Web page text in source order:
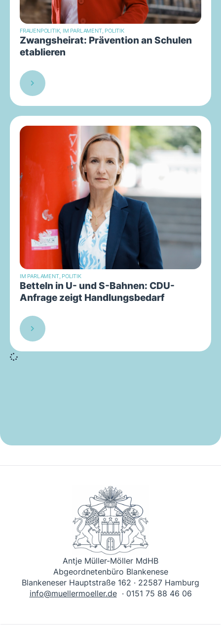
FRAUENPOLITIK, IM PARLAMENT, POLITIK
Zwangsheirat: Prävention an Schulen
etablieren
IM PARLAMENT, POLITIK
Betteln in U- und S-Bahnen: CDU-
Anfrage zeigt Handlungsbedarf
Antje Müller-Möller MdHB
Abgeordnetenbüro Blankenese
Blankeneser Hauptstraße 162 · 22587 Hamburg
info@muellermoeller.de· 0151 75 88 46 06